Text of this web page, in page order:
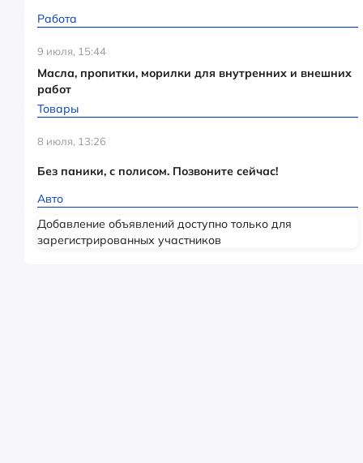
Работа
9 июля, 15:44
Масла, пропитки, морилки для внутренних и внешних
работ
Товары
8 июля, 13:26
Без паники, с полисом. Позвоните сейчас!
Авто
Добавление объявлений доступно только для
зарегистрированных участников